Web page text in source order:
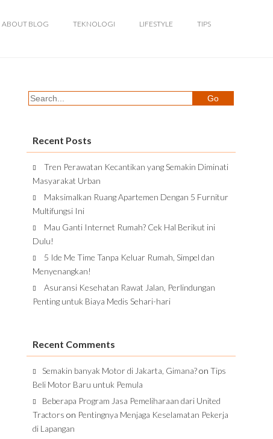
ABOUT BLOG TEKNOLOGI LIFESTYLE TIPS
Recent Posts
Tren Perawatan Kecantikan yang Semakin Diminati
Masyarakat Urban
Maksimalkan Ruang Apartemen Dengan 5 Furnitur
Multifungsi Ini
Mau Ganti Internet Rumah? Cek Hal Berikut ini
Dulu!
5 Ide Me Time Tanpa Keluar Rumah, Simpel dan
Menyenangkan!
Asuransi Kesehatan Rawat Jalan, Perlindungan
Penting untuk Biaya Medis Sehari-hari
Recent Comments
Semakin banyak Motor di Jakarta, Gimana?on Tips
Beli Motor Baru untuk Pemula
Beberapa Program Jasa Pemeliharaan dari United
Tractors on Pentingnya Menjaga Keselamatan Pekerja
di Lapangan